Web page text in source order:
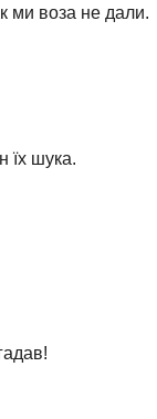
ми воза не дали.
їх шука.